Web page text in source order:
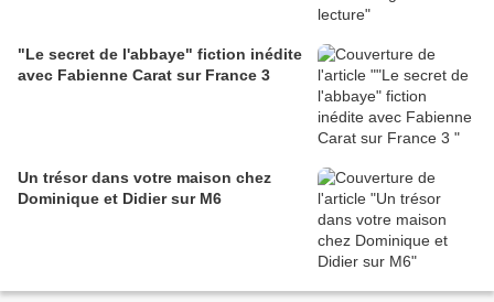
"Le secret de l'abbaye" fiction inédite
avec Fabienne Carat sur France 3
Un trésor dans votre maison chez
Dominique et Didier sur M6